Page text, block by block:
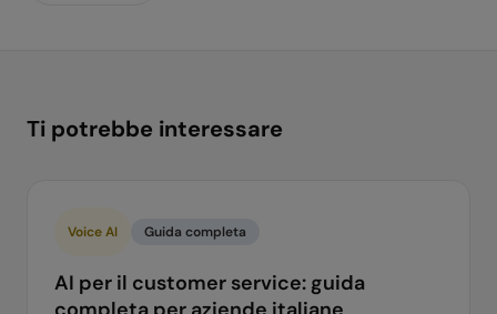
Ti potrebbe interessare
Voice AI Guida completa
AI per il customer service: guida